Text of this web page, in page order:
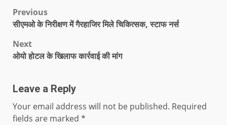
Previous
सीएमओ के निरीक्षण में गैरहाजिर मिले चिकित्सक, स्टाफ नर्स
Next
ओयो होटल के खिलाफ कार्रवाई की मांग
Leave a Reply
Your email address will not be published. Required
fields are marked *